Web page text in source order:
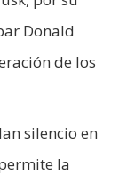
Donald
de los
silencio en
la